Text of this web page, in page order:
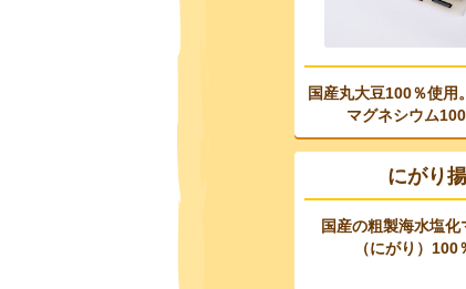
国産丸大豆100％使用。
マグネシウム100
にがり
国産の粗製海水塩化
（にがり）100